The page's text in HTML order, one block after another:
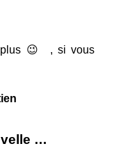
plus 😉 , si vous
…